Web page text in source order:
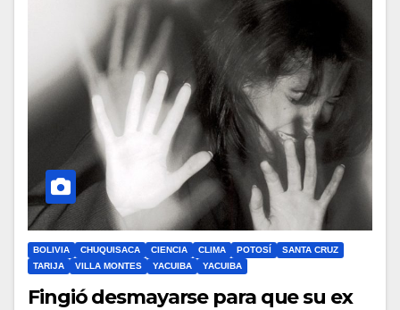
BOLIVIA CHUQUISACA CIENCIA CLIMA POTOSÍ
SANTA CRUZ
TARIJA
VILLA MONTES YACUIBA YACUIBA
Fingió desmayarse para que su ex